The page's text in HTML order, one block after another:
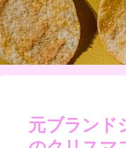
元ブランド